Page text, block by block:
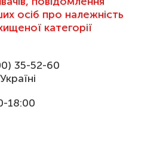
осіб про належність
категорії
35-52-60
18:00